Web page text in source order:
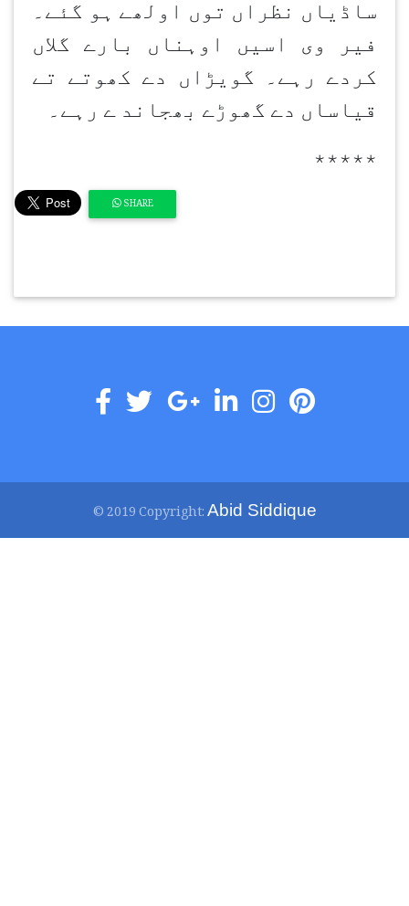
ساڈیاں نظراں توں اولھے ہو گئے۔
فیر وی اسیں اوہناں بارے گلاں
کردے رہے۔ گویڑاں دے کھوتے تے
قیاساں دے گھوڑے بھجاند ے رہے۔
٭٭٭٭٭
SHARE
© 2019 Copyright:Abid Siddique